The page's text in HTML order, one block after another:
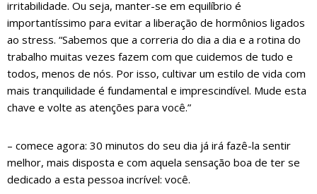
irritabilidade. Ou seja, manter-se em equilíbrio é
importantíssimo para evitar a liberação de hormônios ligados
ao stress. “Sabemos que a correria do dia a dia e a rotina do
trabalho muitas vezes fazem com que cuidemos de tudo e
todos, menos de nós. Por isso, cultivar um estilo de vida com
mais tranquilidade é fundamental e imprescindível. Mude esta
chave e volte as atenções para você.”
– comece agora: 30 minutos do seu dia já irá fazê-la sentir
melhor, mais disposta e com aquela sensação boa de ter se
dedicado a esta pessoa incrível: você.